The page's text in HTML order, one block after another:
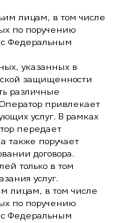
лицам, в том числе
по поручению
с Федеральным
указанных в
защищенности
различные
привлекает
услуг. В рамках
передает
также поручает
договора.
только в том
услуг.
лицам, в том числе
по поручению
с Федеральным